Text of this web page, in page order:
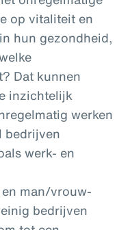
op vitaliteit en
hun gezondheid,
Dat kunnen
inzichtelijk
werken
bedrijven
werk- en
man/vrouw-
bedrijven